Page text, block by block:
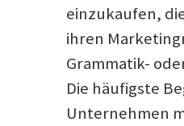
einzukaufen,
ihren
Grammatik-
Die häufigste
Unternehmen